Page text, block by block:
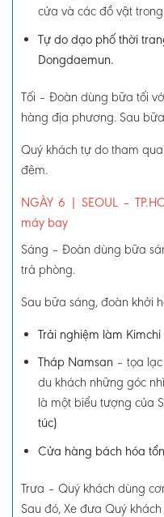
cửa và các đồ vật
Tự do dạo phố thời
Dongdaemun.
Tối – Đoàn dùng bữa tối
hàng địa phương. Sau
Quý khách tự do tham
đêm.
NGÀY 6 | SEOUL –
máy bay
Sáng – Đoàn dùng bữa
trả phòng.
Sau bữa sáng, đoàn khởi
Trải nghiệm làm Kimchi
Tháp Namsan– tọa
du khách những góc
là một biểu tượng của
túc)
Cửa hàng bách hóa
Trưa – Quý khách dùng
Sau đó, Xe đưa Quý